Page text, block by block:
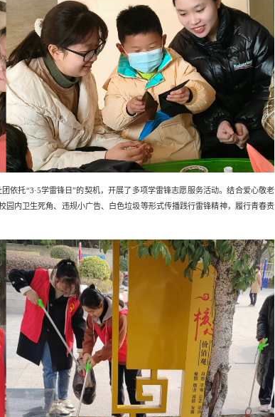
依托“3·5学雷锋日”的契机，开展了多项学雷锋志愿服务活动。结合爱心敬老
内卫生死角、违规小广告、白色垃圾等形式传播践行雷锋精神，履行青春责